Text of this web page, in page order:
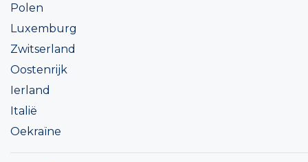
Polen
Luxemburg
Zwitserland
Oostenrijk
Ierland
Italië
Oekraïne